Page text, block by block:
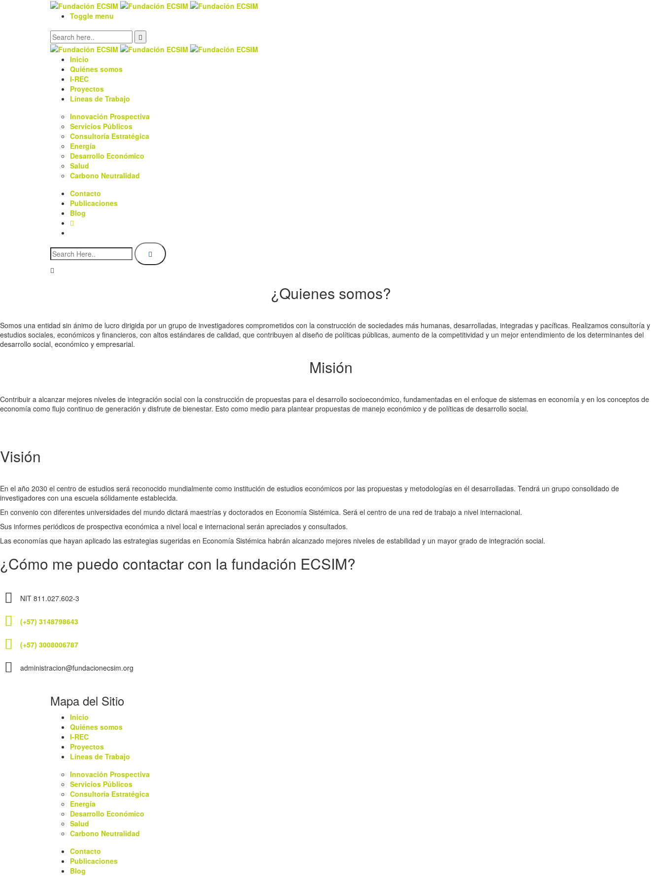
Toggle menu
Inicio
Quiénes somos
I-REC
Proyectos
Líneas de Trabajo
Innovación Prospectiva
Servicios Públicos
Consultoría Estratégica
Energía
Desarrollo Económico
Salud
Carbono Neutralidad
Contacto
Publicaciones
Blog
¿Quienes somos?
Somos una entidad sin ánimo de lucro dirigida por un grupo de investigadores comprometidos con la construcción de sociedades más humanas, desarrolladas, integradas y pacíficas. Realizamos consultoría y
estudios sociales, económicos y financieros, con altos estándares de calidad, que contribuyen al diseño de políticas públicas, aumento de la competitividad y un mejor entendimiento de los determinantes del
desarrollo social, económico y empresarial.
Misión
Contribuir a alcanzar mejores niveles de integración social con la construcción de propuestas para el desarrollo socioeconómico, fundamentadas en el enfoque de sistemas en economía y en los conceptos de
economía como flujo continuo de generación y disfrute de bienestar. Esto como medio para plantear propuestas de manejo económico y de políticas de desarrollo social.
Visión
En el año 2030 el centro de estudios será reconocido mundialmente como institución de estudios económicos por las propuestas y metodologías en él desarrolladas. Tendrá un grupo consolidado de
investigadores con una escuela sólidamente establecida.
En convenio con diferentes universidades del mundo dictará maestrías y doctorados en Economía Sistémica. Será el centro de una red de trabajo a nivel internacional.
Sus informes periódicos de prospectiva económica a nivel local e internacional serán apreciados y consultados.
Las economías que hayan aplicado las estrategias sugeridas en Economía Sistémica habrán alcanzado mejores niveles de estabilidad y un mayor grado de integración social.
¿Cómo me puedo contactar con la fundación ECSIM?
NIT 811.027.602-3
(+57) 3148798643
(+57) 3008006787
administracion@fundacionecsim.org
Mapa del Sitio
Inicio
Quiénes somos
I-REC
Proyectos
Líneas de Trabajo
Innovación Prospectiva
Servicios Públicos
Consultoría Estratégica
Energía
Desarrollo Económico
Salud
Carbono Neutralidad
Contacto
Publicaciones
Blog